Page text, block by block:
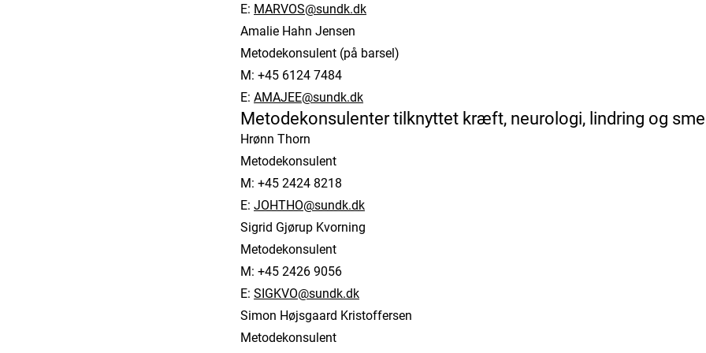
E: MARVOS@sundk.dk
Amalie Hahn Jensen
Metodekonsulent (på barsel)
M: +45 6124 7484
E:AMAJEE@sundk.dk
Metodekonsulenter tilknyttet kræft, neurologi, lindring og
Hrønn Thorn
Metodekonsulent
M: +45 2424 8218
E:JOHTHO@sundk.dk
Sigrid Gjørup Kvorning
Metodekonsulent
M: +45 2426 9056
E:SIGKVO@sundk.dk
Simon Højsgaard Kristoffersen
Metodekonsulent